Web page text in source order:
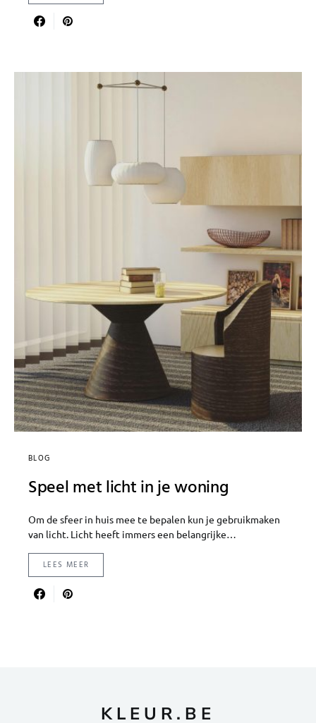
BLOG
Speel met licht in je woning
Om de sfeer in huis mee te bepalen kun je gebruikmaken
van licht. Licht heeft immers een belangrijke…
LEES MEER
KLEUR.BE